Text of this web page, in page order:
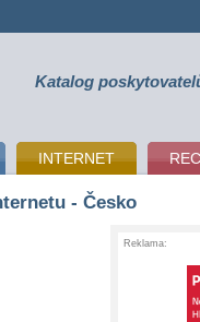
Katalog
INTERNET
- Česko
Reklama: